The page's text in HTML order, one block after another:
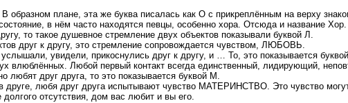
образном плане, эта же буква писалась как О с прикреплённым на верху
в нём часто находятся певцы, особенно хора. Отсюда и название Хор.
то такое душевное стремление двух объектов показывали буквой Л.
друг к другу, это стремление сопровождается чувством, ЛЮБОВЬ.
услышали, увидели, прикоснулись друг к другу, и … То, это показывается
влюблённых. Любой первый контакт всегда единственный, лидирующий,
любят друг друга, то это показывается буквой М.
друге, любя друг друга испытывают чувство МАТЕРИНСТВО. Это чувство
отсутствия, дом вас любит и вы его.